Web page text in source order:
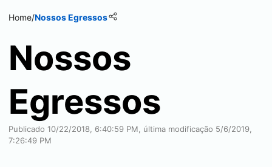
Home/Nossos Egressos
Nossos
Egressos
Publicado 10/22/2018, 6:40:59 PM, última modificação 5/6/2019,
7:26:49 PM